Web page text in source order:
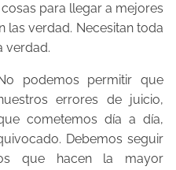
para llegar a mejores
las verdad. Necesitan toda
verdad.
podemos permitir que
errores de juicio,
cometemos día a día,
Debemos seguir
que hacen la mayor